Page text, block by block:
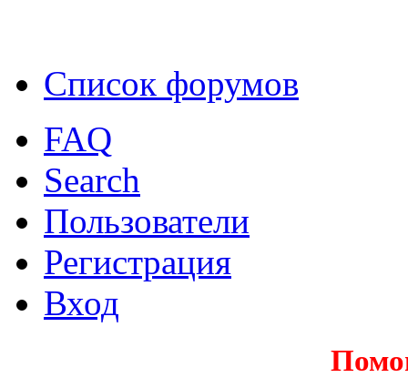
Список форумов
FAQ
Search
Пользователи
Регистрация
Вход